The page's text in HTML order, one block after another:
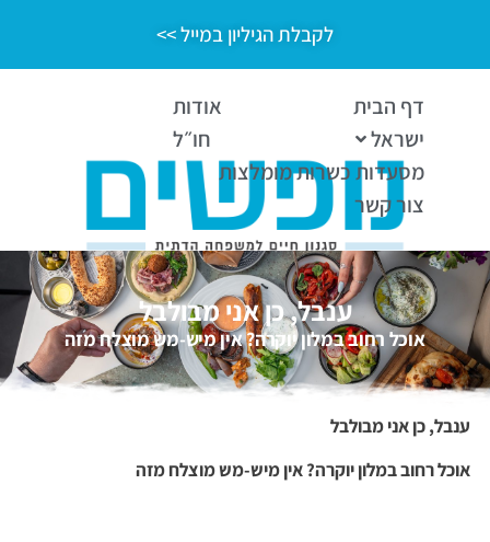
לקבלת הגיליון במייל >>
דף הבית
אודות
ישראל
חו״ל
מסעדות כשרות מומלצות
צור קשר
ענבל, כן אני מבולבל
אוכל רחוב במלון יוקרה? אין מיש-מש מוצלח מזה
ענבל, כן אני מבולבל
אוכל רחוב במלון יוקרה?אין מיש-מש מוצלח מזה